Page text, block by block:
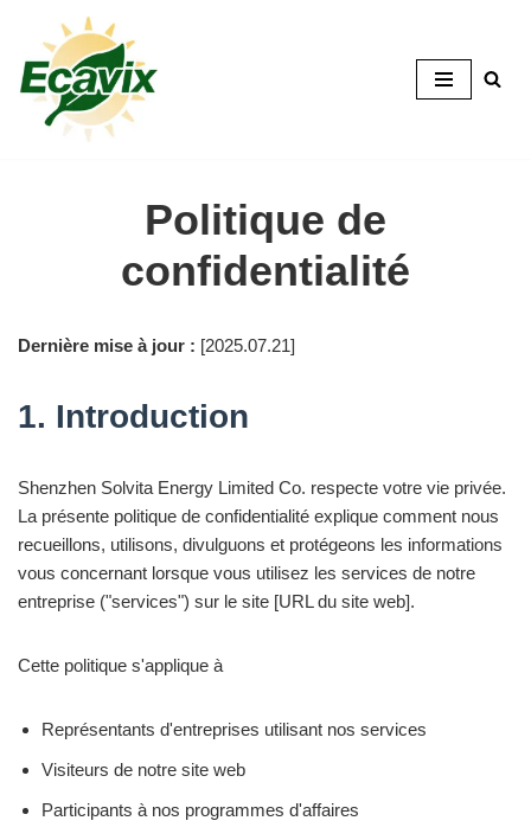
Skip
to
content
Politique de
confidentialité
Dernière mise à jour : [2025.07.21]
1. Introduction
Shenzhen Solvita Energy Limited Co. respecte votre vie privée.
La présente politique de confidentialité explique comment nous
recueillons, utilisons, divulguons et protégeons les informations
vous concernant lorsque vous utilisez les services de notre
entreprise ("services") sur le site [URL du site web].
Cette politique s'applique à
Représentants d'entreprises utilisant nos services
Visiteurs de notre site web
Participants à nos programmes d'affaires